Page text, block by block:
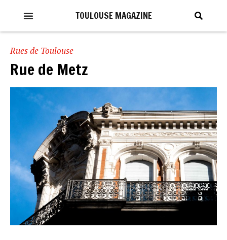
TOULOUSE MAGAZINE
Rues de Toulouse
Rue de Metz